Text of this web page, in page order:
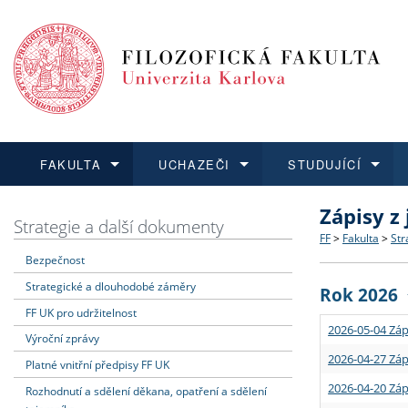
FAKULTA
Dozvědět se více
Struktura
Strategie
Podpora
UCHAZEČI
Podat přihlášku
Co
Učitelské
STUDUJÍCÍ
Dozvědět se více
Rigorózní
Dozvědět se více
O vědě a
Granty a
Dozvědět se více
Aktuální
Strategie a další dokumenty
Bezpečnost
Strategické a dlouhodobé záměry
FF UK pro udržitelnost
Výroční zprávy
Platné vnitřní předpisy FF UK
Rozhodnutí a sdělení děkana, opatření a sdělení
Zápisy
FF > Fakulta >
Rok 2026
2026-05-04
2026-04-27
2026-04-20